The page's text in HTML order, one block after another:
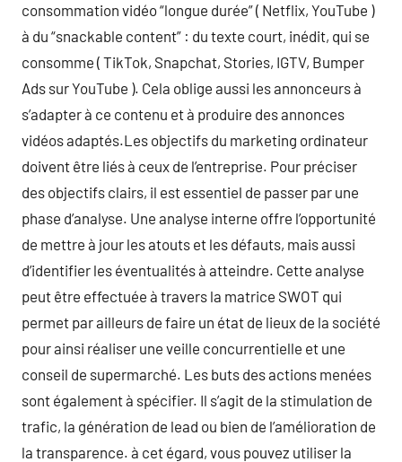
consommation vidéo “longue durée” ( Netflix, YouTube )
à du “snackable content” : du texte court, inédit, qui se
consomme ( TikTok, Snapchat, Stories, IGTV, Bumper
Ads sur YouTube ). Cela oblige aussi les annonceurs à
s’adapter à ce contenu et à produire des annonces
vidéos adaptés.Les objectifs du marketing ordinateur
doivent être liés à ceux de l’entreprise. Pour préciser
des objectifs clairs, il est essentiel de passer par une
phase d’analyse. Une analyse interne offre l’opportunité
de mettre à jour les atouts et les défauts, mais aussi
d’identifier les éventualités à atteindre. Cette analyse
peut être effectuée à travers la matrice SWOT qui
permet par ailleurs de faire un état de lieux de la société
pour ainsi réaliser une veille concurrentielle et une
conseil de supermarché. Les buts des actions menées
sont également à spécifier. Il s’agit de la stimulation de
trafic, la génération de lead ou bien de l’amélioration de
la transparence. à cet égard, vous pouvez utiliser la